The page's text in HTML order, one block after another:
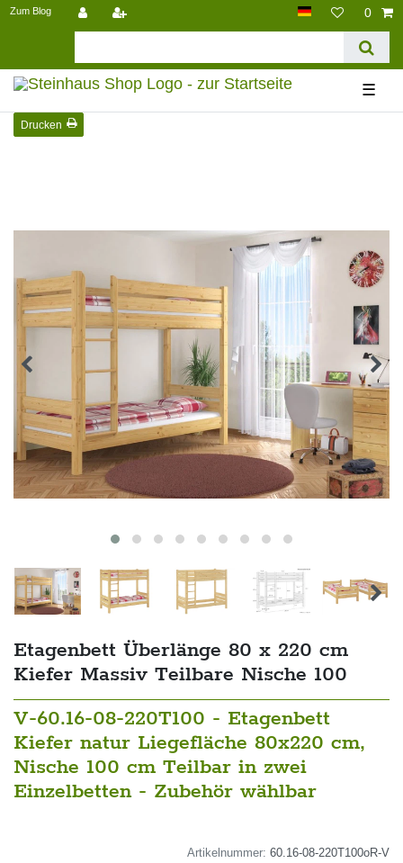
Zum Blog 0
☰
Drucken
Etagenbett Überlänge 80 x 220 cm
Kiefer Massiv Teilbare Nische 100
V-60.16-08-220T100 - Etagenbett
Kiefer natur Liegefläche 80x220 cm,
Nische 100 cm Teilbar in zwei
Einzelbetten - Zubehör wählbar
Artikelnummer: 60.16-08-220T100oR-V